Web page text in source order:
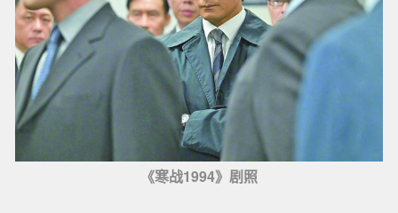
《寒战1994》剧照